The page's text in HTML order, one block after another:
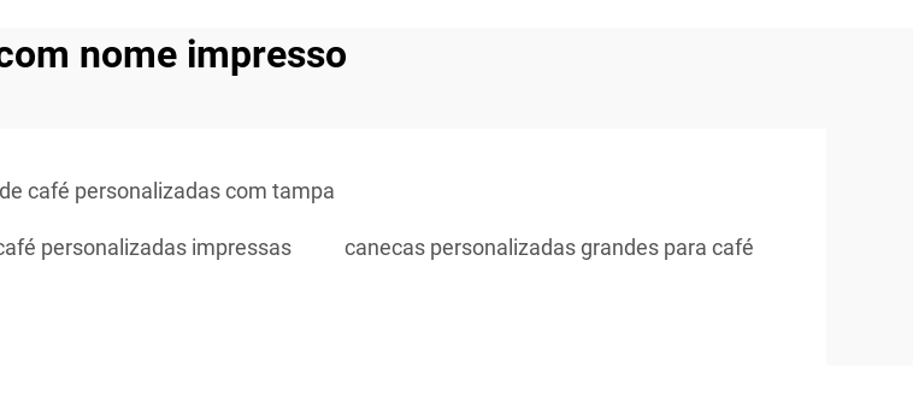
nome impresso
café personalizadas com tampa
personalizadas impressas canecas personalizadas grandes para café